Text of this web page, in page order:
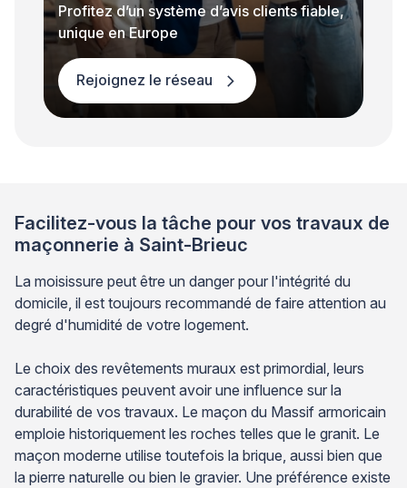
Profitez d’un système d’avis clients fiable,
unique en Europe
Rejoignez le réseau
Facilitez-vous la tâche pour vos travaux de
maçonnerie à Saint-Brieuc
La moisissure peut être un danger pour l'intégrité du
domicile, il est toujours recommandé de faire attention au
degré d'humidité de votre logement.
Le choix des revêtements muraux est primordial, leurs
caractéristiques peuvent avoir une influence sur la
durabilité de vos travaux. Le maçon du Massif armoricain
emploie historiquement les roches telles que le granit. Le
maçon moderne utilise toutefois la brique, aussi bien que
la pierre naturelle ou bien le gravier. Une préférence existe